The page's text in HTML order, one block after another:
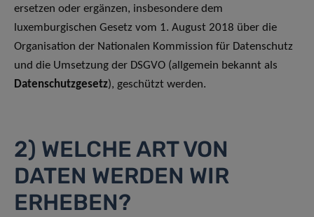
ersetzen oder ergänzen, insbesondere dem
luxemburgischen Gesetz vom 1. August 2018 über die
Organisation der Nationalen Kommission für Datenschutz
und die Umsetzung der DSGVO (allgemein bekannt als
Datenschutzgesetz), geschützt werden.
2) WELCHE ART VON
DATEN WERDEN WIR
ERHEBEN?